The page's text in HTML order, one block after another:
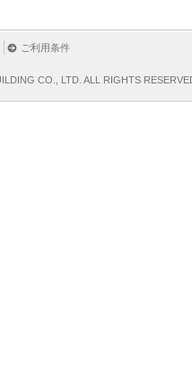
ご利用条件
CO., LTD. ALL RIGHTS